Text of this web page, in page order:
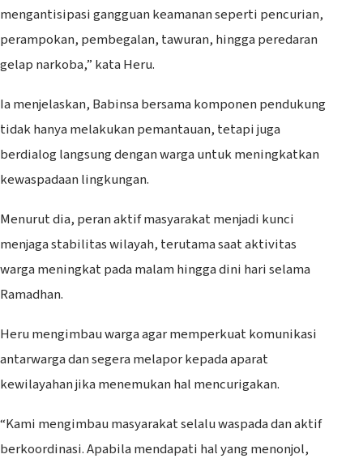
mengantisipasi gangguan keamanan seperti pencurian,
perampokan, pembegalan, tawuran, hingga peredaran
gelap narkoba,” kata Heru.
Ia menjelaskan, Babinsa bersama komponen pendukung
tidak hanya melakukan pemantauan, tetapi juga
berdialog langsung dengan warga untuk meningkatkan
kewaspadaan lingkungan.
Menurut dia, peran aktif masyarakat menjadi kunci
menjaga stabilitas wilayah, terutama saat aktivitas
warga meningkat pada malam hingga dini hari selama
Ramadhan.
Heru mengimbau warga agar memperkuat komunikasi
antarwarga dan segera melapor kepada aparat
kewilayahan jika menemukan hal mencurigakan.
“Kami mengimbau masyarakat selalu waspada dan aktif
berkoordinasi. Apabila mendapati hal yang menonjol,